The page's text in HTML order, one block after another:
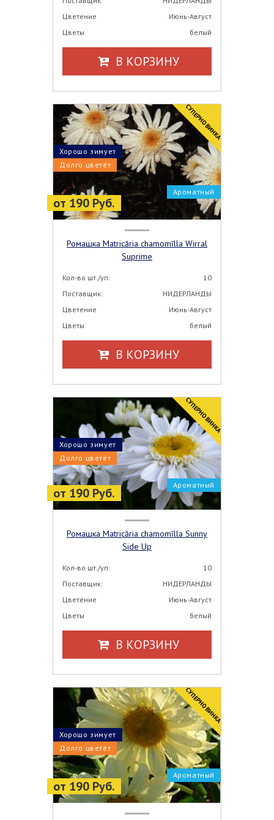
Цветение
Июнь-Август
Цветы
белый
В КОРЗИНУ
от 190 Руб.
CУПЕРНОВИНКА
Ароматный
Долго цветёт
Хорошо зимует
Ромашка Matricāria chamomīlla Wirral
Suprime
Кол-во шт./уп:
10
Поставщик:
НИДЕРЛАНДЫ
Цветение
Июнь-Август
Цветы
белый
В КОРЗИНУ
от 190 Руб.
CУПЕРНОВИНКА
Ароматный
Долго цветёт
Хорошо зимует
Ромашка Matricāria chamomīlla Sunny
Side Up
Кол-во шт./уп:
10
Поставщик:
НИДЕРЛАНДЫ
Цветение
Июнь-Август
Цветы
белый
В КОРЗИНУ
от 190 Руб.
CУПЕРНОВИНКА
Ароматный
Долго цветёт
Хорошо зимует